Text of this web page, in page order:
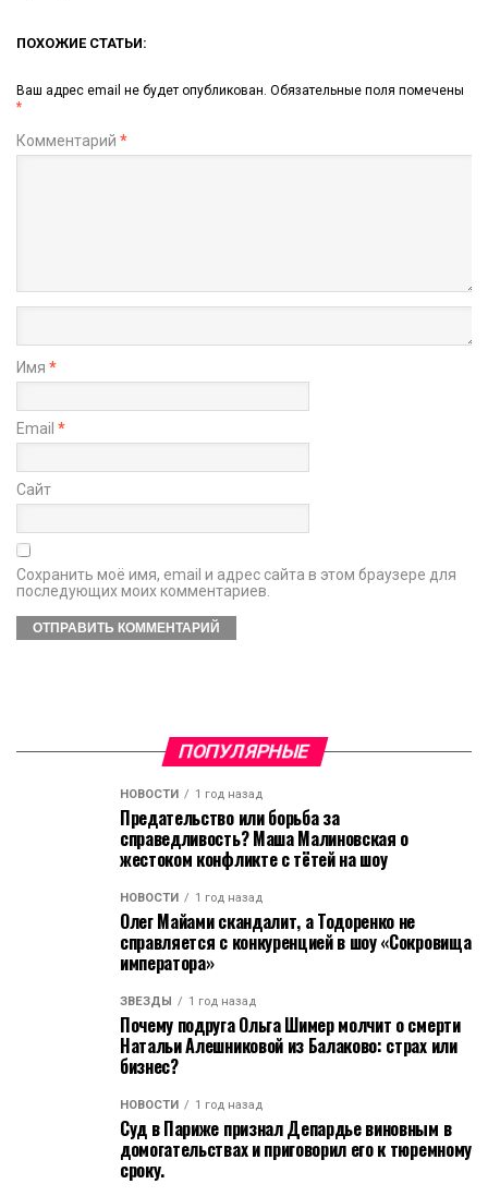
ПОХОЖИЕ СТАТЬИ:
Ваш адрес email не будет опубликован. Обязательные поля помечены
*
Комментарий *
Имя *
Email *
Сайт
Сохранить моё имя, email и адрес сайта в этом браузере для
последующих моих комментариев.
ПОПУЛЯРНЫЕ
НОВОСТИ 1 год назад
Предательство или борьба за
справедливость? Маша Малиновская о
жестоком конфликте с тётей на шоу
НОВОСТИ 1 год назад
Олег Майами скандалит, а Тодоренко не
справляется с конкуренцией в шоу «Сокровища
императора»
ЗВЁЗДЫ 1 год назад
Почему подруга Ольга Шимер молчит о смерти
Натальи Алешниковой из Балаково: страх или
бизнес?
НОВОСТИ 1 год назад
Суд в Париже признал Депардье виновным в
домогательствах и приговорил его к тюремному
сроку.